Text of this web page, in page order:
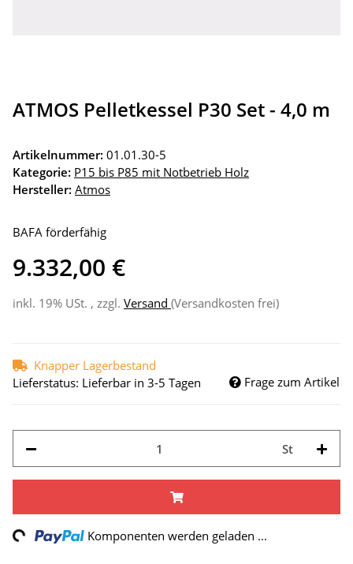
ATMOS Pelletkessel P30 Set - 4,0 m
Artikelnummer: 01.01.30-5
Kategorie: P15 bis P85 mit Notbetrieb Holz
Hersteller: Atmos
BAFA förderfähig
9.332,00 €
inkl. 19% USt. , zzgl. Versand (Versandkosten frei)
Knapper Lagerbestand
Lieferstatus: Lieferbar in 3-5 Tagen
Frage zum Artikel
St
Komponenten werden geladen ...